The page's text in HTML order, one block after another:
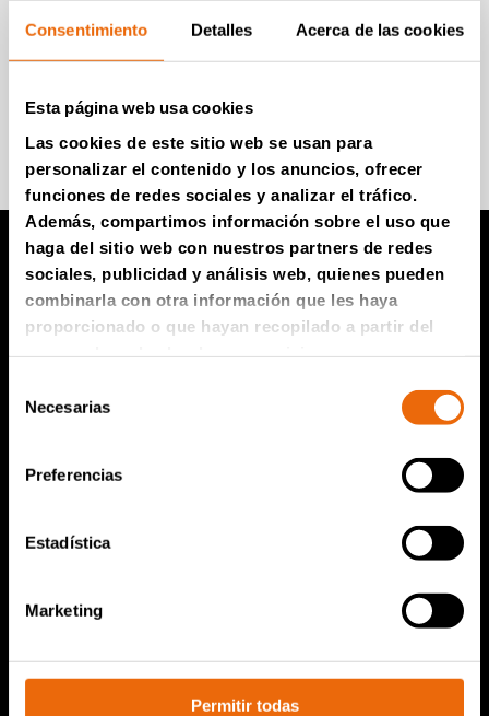
Consentimiento Detalles Acerca de las cookies
Esta página web usa cookies
Las cookies de este sitio web se usan para
personalizar el contenido y los anuncios, ofrecer
funciones de redes sociales y analizar el tráfico.
Además, compartimos información sobre el uso que
haga del sitio web con nuestros partners de redes
sociales, publicidad y análisis web, quienes pueden
combinarla con otra información que les haya
proporcionado o que hayan recopilado a partir del
deNecesarias
Preferencias
Estadística
Marketing
Permitir todas
Boletín informativo de
Tana (en Inglés)
Productos TANA
Piezas de repuesto de TANA
Acerca de nosotros